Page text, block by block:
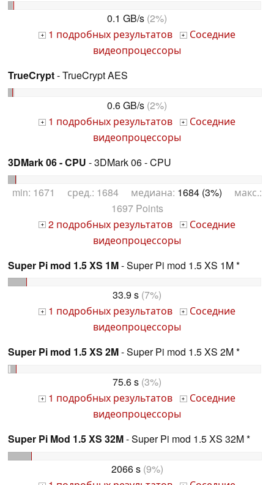
0.1 GB/s (2%)
+ 1 подробных результатов + Соседние
видеопроцессоры
TrueCrypt- TrueCrypt AES
0.6 GB/s (2%)
+ 1 подробных результатов + Соседние
видеопроцессоры
3DMark 06 - CPU - 3DMark 06 - CPU
min: 1671 сред.: 1684 медиана: 1684 (3%) макс.:
1697 Points
+ 2 подробных результатов + Соседние
видеопроцессоры
Super Pi mod 1.5 XS 1M- Super Pi mod 1.5 XS 1M *
33.9 s (7%)
+ 1 подробных результатов + Соседние
видеопроцессоры
Super Pi mod 1.5 XS 2M- Super Pi mod 1.5 XS 2M *
75.6 s (3%)
+ 1 подробных результатов + Соседние
видеопроцессоры
Super Pi Mod 1.5 XS 32M- Super Pi mod 1.5 XS 32M *
2066 s(9%)